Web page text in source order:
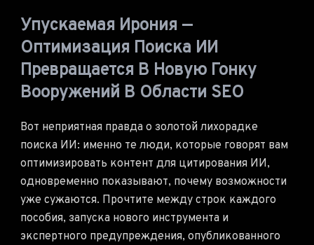
Упускаемая Ирония —
Оптимизация Поиска ИИ
Превращается В Новую Гонку
Вооружений В Области SEO
Вот неприятная правда о золотой лихорадке
поиска ИИ: именно те люди, которые говорят вам
оптимизировать контент для цитирования ИИ,
одновременно показывают, почему возможности
уже сужаются. Прочтите между строк каждого
пособия, запуска нового инструмента и
экспертного предупреждения, опубликованного